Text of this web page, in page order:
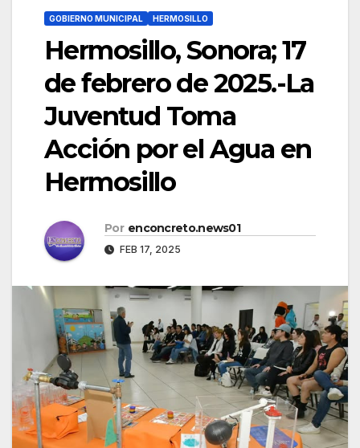
GOBIERNO MUNICIPAL HERMOSILLO
Hermosillo, Sonora; 17
de febrero de 2025.-La
Juventud Toma
Acción por el Agua en
Hermosillo
Por enconcreto.news01
FEB 17, 2025